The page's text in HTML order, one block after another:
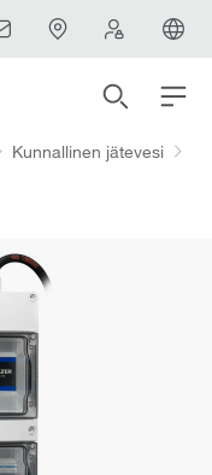
Kunnallinen jätevesi